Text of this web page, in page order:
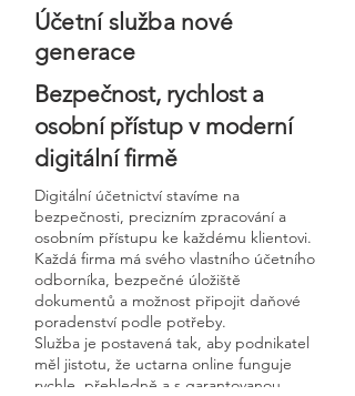
Účetní služba nové
generace
Bezpečnost, rychlost a
osobní přístup v moderní
digitální firmě
Digitální účetnictví stavíme na
bezpečnosti, precizním zpracování a
osobním přístupu ke každému klientovi.
Každá firma má svého vlastního účetního
odborníka, bezpečné úložiště
dokumentů a možnost připojit daňové
poradenství podle potřeby.
Služba je postavená tak, aby podnikatel
měl jistotu, že uctarna online funguje
rychle, přehledně a s garantovanou